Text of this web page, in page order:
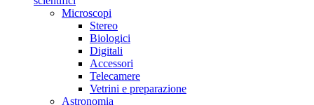
Microscopi
Stereo
Biologici
Digitali
Accessori
Telecamere
Vetrini e preparazione
Astronomia